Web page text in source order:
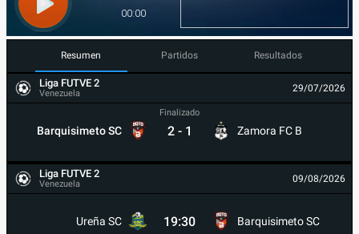
Resumen Partidos Resultados
Liga FUTVE 2
Venezuela 29/07/2026
Barquisimeto SC
Finalizado
2 - 1 Zamora FC B
Liga FUTVE 2
Venezuela 09/08/2026
Ureña SC 19:30 Barquisimeto SC